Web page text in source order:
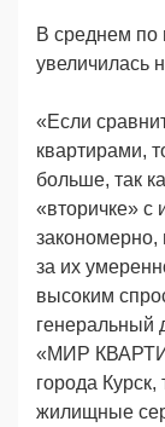
В среднем по
увеличилась
«Если
квартирами,
больше, так
«вторичке» с
закономерно,
за их
высоким
генеральный
«МИР
города Курск,
жилищные